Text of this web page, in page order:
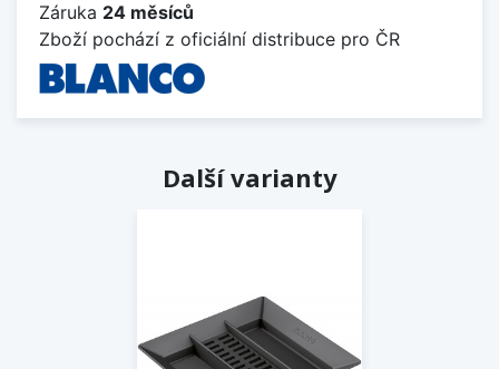
Záruka 24 měsíců
Zboží pochází z oficiální distribuce pro ČR
Další varianty